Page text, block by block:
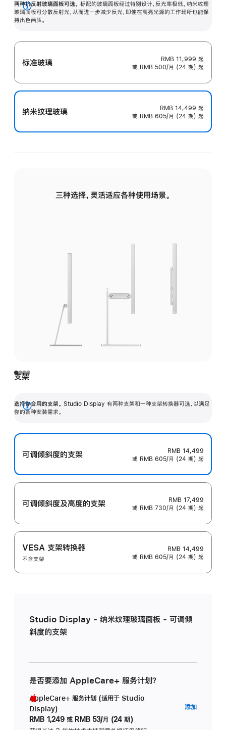
两种抗反射玻璃面板可选。 标配的玻璃面板经过特别设计，反光率极低。纳米纹理
玻璃面板可分散反射光，从而进一步减少反光，即使在高亮光源的工作场所也能保
持出色画质。
展
开
标准玻璃 RMB 11,999 起
或 RMB 500/月 (24 期) 起
纳米纹理玻璃 RMB 14,499 起
或 RMB 605/月 (24 期) 起
三种选择，灵活适应各种使用场景。
支架
选择你合用的支架。 Studio Display 有两种支架和一种支架转换器可选，以满足
你的各种安装需求。
展
可调倾斜度的支架
RMB 14,499
或 RMB 605/月 (24 期) 起
可调倾斜度及高‍度的支‍架
RMB 17,499
或 RMB 730/月 (24 期) 起
VESA 支架转换器
不含支架
RMB 14,499
或 RMB 605/月 (24 期) 起
Studio Display - 纳米纹理玻璃面板 - 可调倾
斜度的支架
是否要添加 AppleCare+ 服务计划？
AppleCare+ 服务计划 (适用于 Studio
Display)
RMB 1,249 或 RMB 53/月 (24 期)
添加